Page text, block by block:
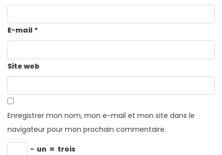
E-mail *
Site web
Enregistrer mon nom, mon e-mail et mon site dans le
navigateur pour mon prochain commentaire.
− un = trois